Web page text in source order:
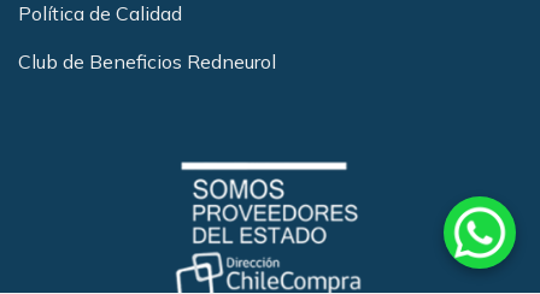
Política de Calidad
Club de Beneficios Redneurol